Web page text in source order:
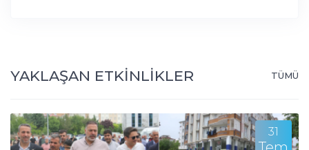
YAKLAŞAN ETKİNLİKLER TÜMÜ
31